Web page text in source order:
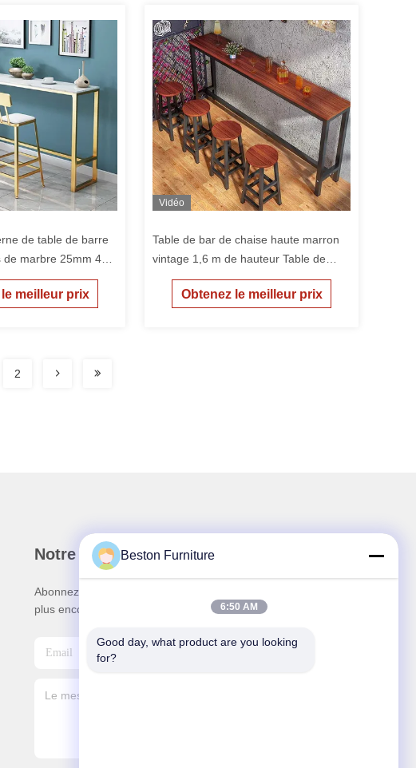
de table de barre
marbre 25mm 47,2
meilleur prix
Vidéo
Table de bar de chaise haute marron
vintage 1,6 m de hauteur Table de
tabouret pour café
Obtenez le meilleur prix
2
Notre newsletter
Abonnez-vous à notre newsletter pour des réductions et
plus encore.
Beston Furniture
6:50 AM
Good day, what product are you looking
for?